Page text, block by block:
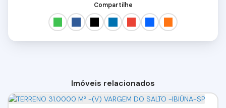
Compartilhe
Imóveis relacionados